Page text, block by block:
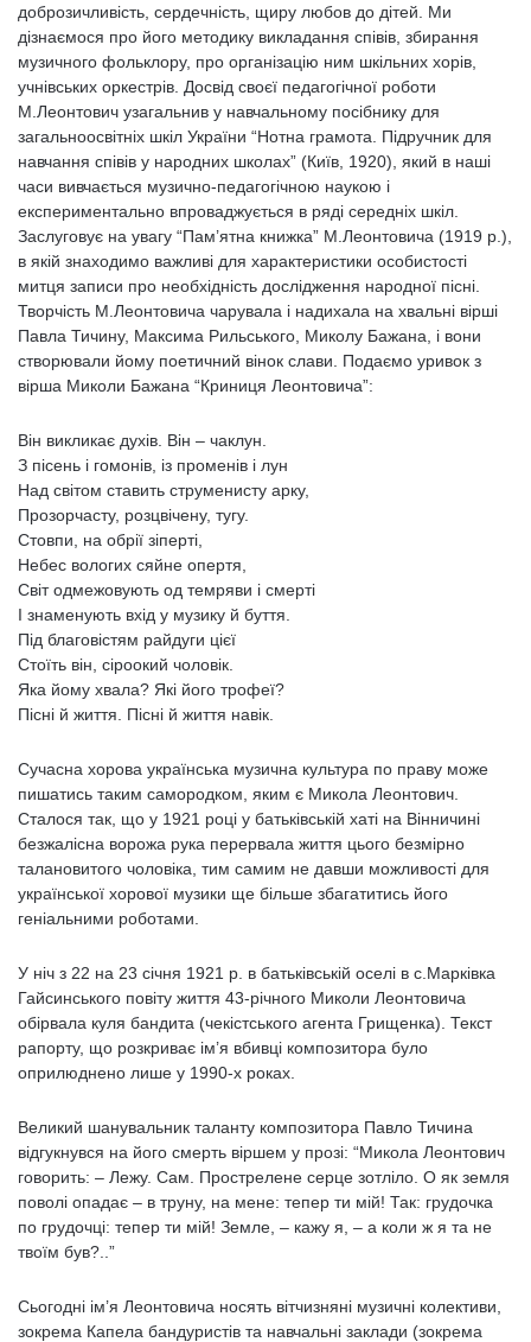
доброзичливість, сердечність, щиру любов до дітей. Ми
дізнаємося про його методику викладання співів, збирання
музичного фольклору, про організацію ним шкільних хорів,
учнівських оркестрів. Досвід своєї педагогічної роботи
М.Леонтович узагальнив у навчальному посібнику для
загальноосвітніх шкіл України “Нотна грамота. Підручник для
навчання співів у народних школах” (Київ, 1920), який в наші
часи вивчається музично-педагогічною наукою і
експериментально впроваджується в ряді середніх шкіл.
Заслуговує на увагу “Пам’ятна книжка” М.Леонтовича (1919 р.),
в якій знаходимо важливі для характеристики особистості
митця записи про необхідність дослідження народної пісні.
Творчість М.Леонтовича чарувала і надихала на хвальні вірші
Павла Тичину, Максима Рильського, Миколу Бажана, і вони
створювали йому поетичний вінок слави. Подаємо уривок з
вірша Миколи Бажана “Криниця Леонтовича”:
Він викликає духів. Він – чаклун.
З пісень і гомонів, із променів і лун
Над світом ставить струменисту арку,
Прозорчасту, розцвічену, тугу.
Стовпи, на обрії зіперті,
Небес вологих сяйне опертя,
Світ одмежовують од темряви і смерті
І знаменують вхід у музику й буття.
Під благовістям райдуги цієї
Стоїть він, сіроокий чоловік.
Яка йому хвала? Які його трофеї?
Пісні й життя. Пісні й життя навік.
Сучасна хорова українська музична культура по праву може
пишатись таким самородком, яким є Микола Леонтович.
Сталося так, що у 1921 році у батьківській хаті на Вінничині
безжалісна ворожа рука перервала життя цього безмірно
талановитого чоловіка, тим самим не давши можливості для
української хорової музики ще більше збагатитись його
геніальними роботами.
У ніч з 22 на 23 січня 1921 р. в батьківській оселі в с.Марківка
Гайсинського повіту життя 43-річного Миколи Леонтовича
обірвала куля бандита (чекістського агента Грищенка). Текст
рапорту, що розкриває ім’я вбивці композитора було
оприлюднено лише у 1990-х роках.
Великий шанувальник таланту композитора Павло Тичина
відгукнувся на його смерть віршем у прозі: “Микола Леонтович
говорить: – Лежу. Сам. Прострелене серце зотліло. О як земля
поволі опадає – в труну, на мене: тепер ти мій! Так: грудочка
по грудочці: тепер ти мій! Земле, – кажу я, – а коли ж я та не
твоїм був?..”
Сьогодні ім’я Леонтовича носять вітчизняні музичні колективи,
зокрема Капела бандуристів та навчальні заклади (зокрема